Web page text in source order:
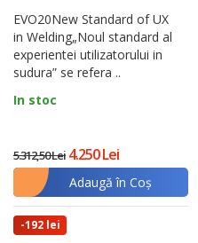
EVO20New Standard of UX
in Welding„Noul standard al
experientei utilizatorului in
sudura” se refera ..
In stoc
5.312,50 Lei 4.250 Lei
Adaugă în Coş
-192 lei